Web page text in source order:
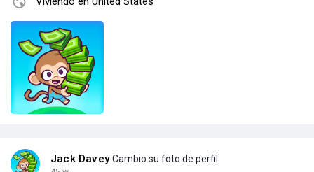
Jack DaveyCambio su foto de perfil